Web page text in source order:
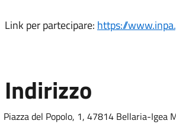
Link per partecipare: https://
Indirizzo
Piazza del Popolo, 1, 47814 Bellaria-Igea